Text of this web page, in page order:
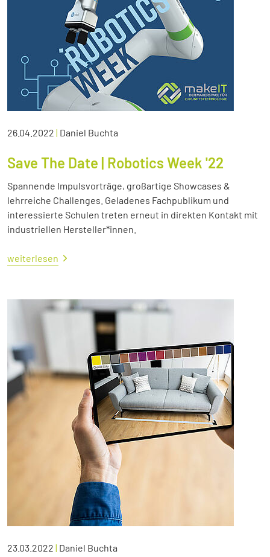
26.04.2022 | Daniel Buchta
Save The Date | Robotics Week '22
Spannende Impulsvorträge, großartige Showcases &
lehrreiche Challenges. Geladenes Fachpublikum und
interessierte Schulen treten erneut in direkten Kontakt mit
industriellen Hersteller*innen.
weiterlesen
23.03.2022 | Daniel Buchta